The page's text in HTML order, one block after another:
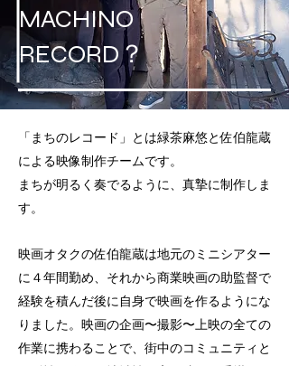
MACHINO
​RECORD？
「まちのレコード」とは緑茶麻悠と佐伯龍蔵
による映像制作チームです。
​まちが明るく奏でるように、真摯に制作しま
す。
映画オタクの佐伯龍蔵は地元のミニシアター
に４年間勤め、それから商業映画の助監督で
経験を積んだ後に自身で映画を作るようにな
りました。映画の企画〜撮影〜上映の全ての
作業に携わることで、街中のコミュニティと